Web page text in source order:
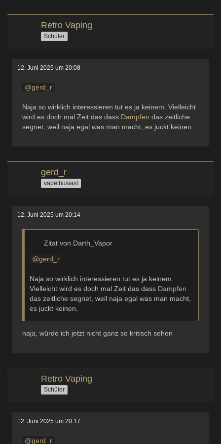
Retro Vaping
Schüler
12. Juni 2025 um 20:08
gerd_r
Naja so wirklich interessieren tut es ja keinem. Vielleicht
wird es doch mal Zeit das dass Dampfen das zeitliche
segnet, weil naja egal was man macht, es juckt keinen.
gerd_r
vapethusiast
12. Juni 2025 um 20:14
Zitat von Darth_Vapor
gerd_r
Naja so wirklich interessieren tut es ja keinem.
Vielleicht wird es doch mal Zeit das dass Dampfen
das zeitliche segnet, weil naja egal was man macht,
es juckt keinen.
naja, würde ich jetzt nicht ganz so kritisch sehen
Retro Vaping
Schüler
12. Juni 2025 um 20:17
gerd_r